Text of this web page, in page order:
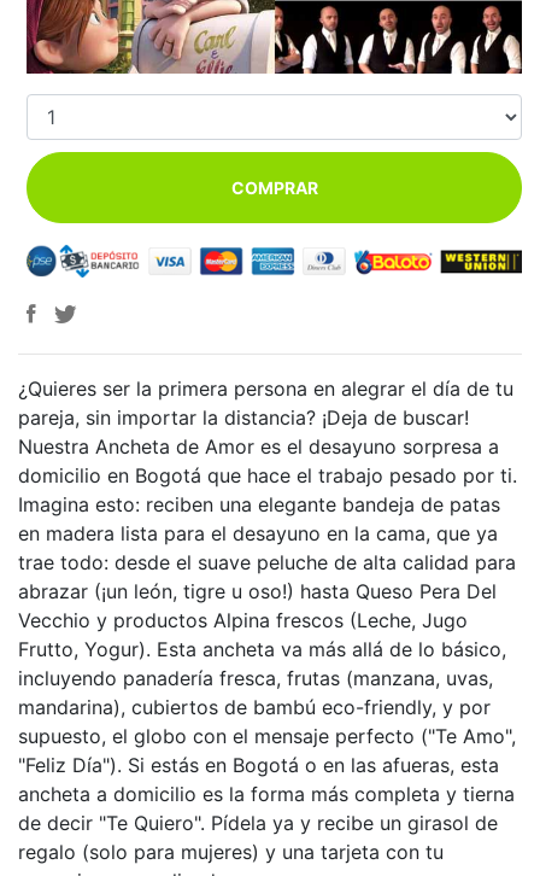
¿Quieres ser la primera persona en alegrar el día de tu
pareja, sin importar la distancia? ¡Deja de buscar!
Nuestra Ancheta de Amor es el desayuno sorpresa a
domicilio en Bogotá que hace el trabajo pesado por ti.
Imagina esto: reciben una elegante bandeja de patas
en madera lista para el desayuno en la cama, que ya
trae todo: desde el suave peluche de alta calidad para
abrazar (¡un león, tigre u oso!) hasta Queso Pera Del
Vecchio y productos Alpina frescos (Leche, Jugo
Frutto, Yogur). Esta ancheta va más allá de lo básico,
incluyendo panadería fresca, frutas (manzana, uvas,
mandarina), cubiertos de bambú eco-friendly, y por
supuesto, el globo con el mensaje perfecto ("Te Amo",
"Feliz Día"). Si estás en Bogotá o en las afueras, esta
ancheta a domicilio es la forma más completa y tierna
de decir "Te Quiero". Pídela ya y recibe un girasol de
regalo (solo para mujeres) y una tarjeta con tu